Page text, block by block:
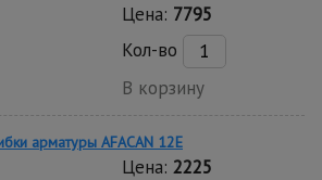
Цена: 7795
Кол-во
В корзину
арматуры AFACAN 12E
Цена: 2225